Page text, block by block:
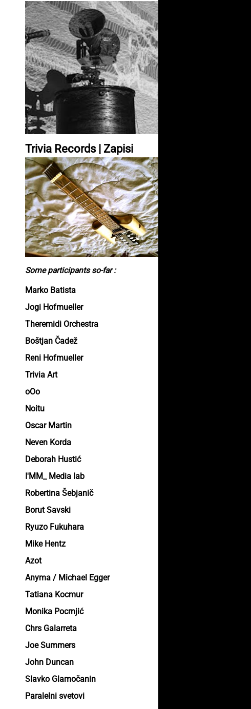
Trivia Records | Zapisi
Some participants so-far :
Marko Batista
Jogi Hofmueller
Theremidi Orchestra
Boštjan Čadež
Reni Hofmueller
Trivia Art
oOo
Noitu
Oscar Martin
Neven Korda
Deborah Hustić
I'MM_ Media lab
Robertina Šebjanič
Borut Savski
Ryuzo Fukuhara
Mike Hentz
Azot
Anyma / Michael Egger
Tatiana Kocmur
Monika Pocrnjić
Chrs Galarreta
Joe Summers
John Duncan
Slavko Glamočanin
Paralelni svetovi